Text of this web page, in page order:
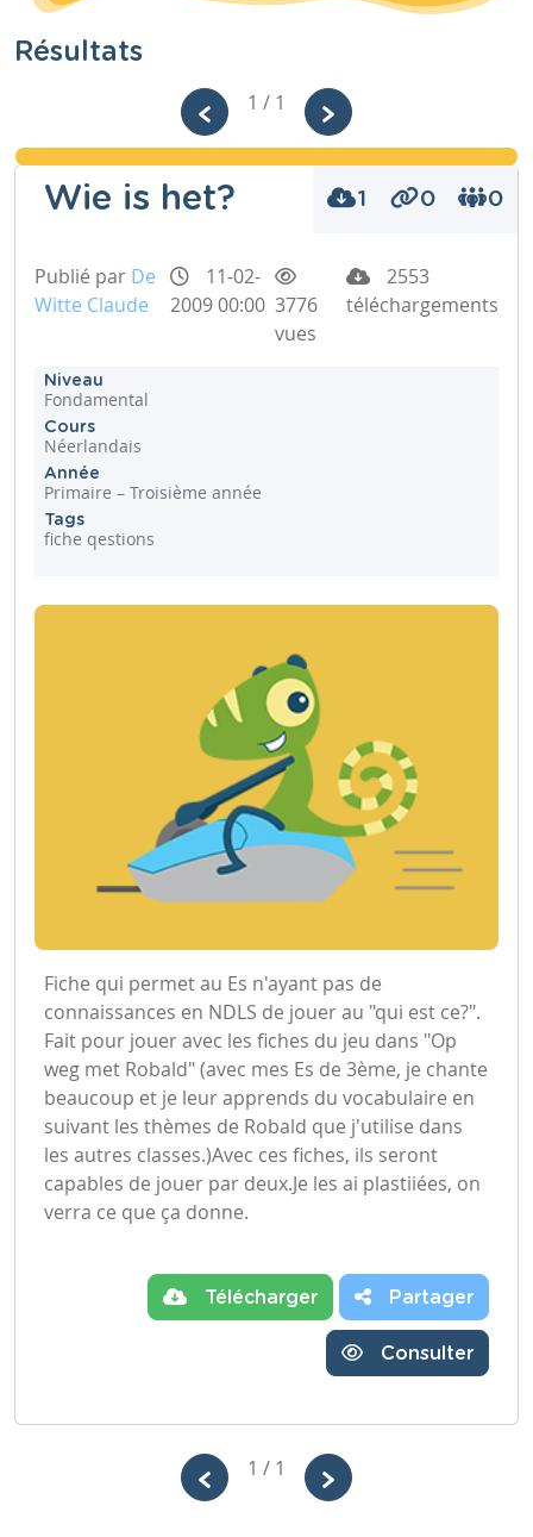
Résultats
1 / 1
Wie is het? 1 0 0
Publié par De
Witte Claude
11-02-
2009 00:00 3776
vues
2553
téléchargements
Niveau
Fondamental
Cours
Néerlandais
Année
Primaire – Troisième année
Tags
fiche qestions
Fiche qui permet au Es n'ayant pas de
connaissances en NDLS de jouer au "qui est ce?".
Fait pour jouer avec les fiches du jeu dans "Op
weg met Robald" (avec mes Es de 3ème, je chante
beaucoup et je leur apprends du vocabulaire en
suivant les thèmes de Robald que j'utilise dans
les autres classes.)Avec ces fiches, ils seront
capables de jouer par deux.Je les ai plastiiées, on
verra ce que ça donne.
Télécharger Partager
Consulter
1 / 1